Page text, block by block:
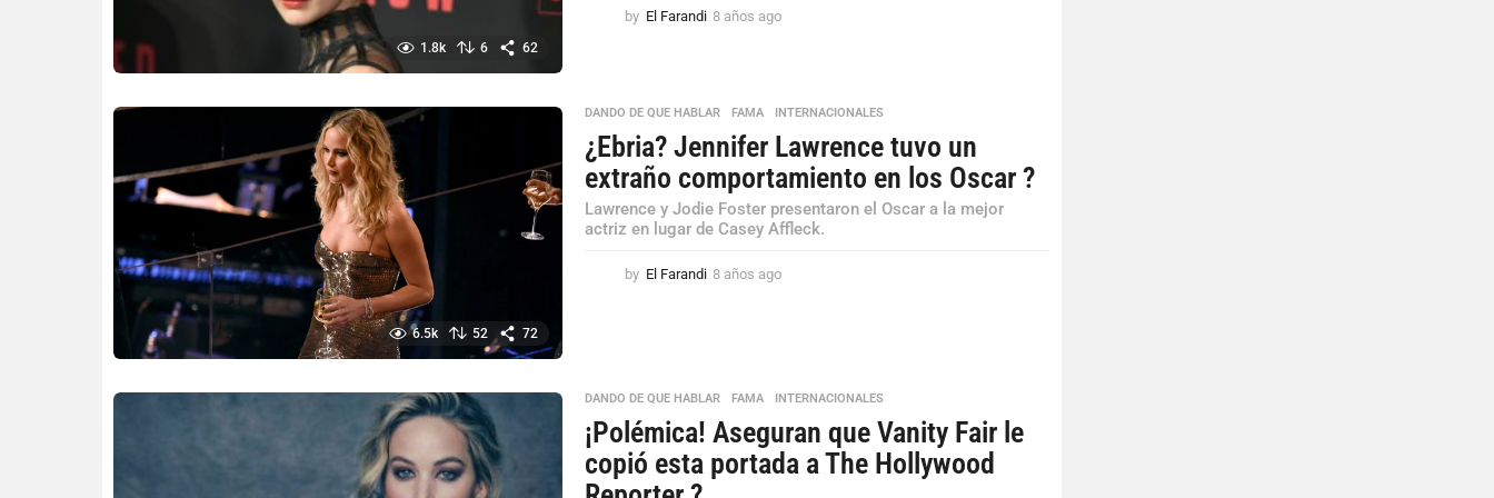
1.8k 6 62
by El Farandi 8 años ago
a
g
6.5k 52 72
DANDO DE QUE HABLAR ,FAMA ,INTERNACIONALES
¿Ebria? Jennifer Lawrence tuvo un
extraño comportamiento en los Oscar ?
Lawrence y Jodie Foster presentaron el Oscar a la mejor
actriz en lugar de Casey Affleck.
by El Farandi 8 años ago
g
DANDO DE QUE HABLAR ,FAMA INTERNACIONALES
¡Polémica! Aseguran que Vanity Fair le
copió esta portada a The Hollywood